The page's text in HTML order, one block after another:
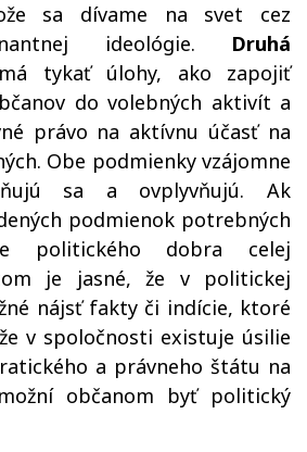
sa dívame na svet cez
ideológie. Druhá
tykať úlohy, ako zapojiť
do volebných aktivít a
právo na aktívnu účasť na
Obe podmienky vzájomne
sa a ovplyvňujú. Ak
podmienok potrebných
politického dobra celej
je jasné, že v politickej
nájsť fakty či indície, ktoré
v spoločnosti existuje úsilie
a právneho štátu na
občanom byť politický